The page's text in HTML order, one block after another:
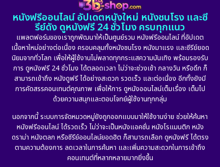
หนังฟรีออนไลน์ อัปเดตหนังใหม่ หนังชนโรง และซี
รีย์ดัง ดูหนังฟรี 24 ชั่วโมง ครบทุกแนว
แพลตฟอร์มของเราถูกพัฒนาให้เป็นศูนย์รวม หนังฟรีออนไลน์ ที่อัปเดต
เนื้อหาใหม่อย่างต่อเนื่อง ครอบคลุมทั้งหนังชนโรง หนังมาแรง และซีรีย์ยอด
นิยมจากทั่วโลก เพื่อให้ผู้ใช้งานไม่พลาดทุกกระแสความบันเทิง พร้อมรองรับ
การ ดูหนังฟรี 24 ชั่วโมง ได้ตลอดเวลา ไม่ว่าจะช่วงเช้า กลางวัน หรือดึก ก็
สามารถเข้าถึง หนังดูฟรี ได้อย่างสะดวก รวดเร็ว และต่อเนื่อง อีกทั้งยังมี
การคัดสรรคอนเทนต์คุณภาพ เพื่อให้การ ดูหนังออนไลน์เต็มเรื่อง เต็มไป
ด้วยความสนุกและตอบโจทย์ผู้ใช้งานทุกกลุ่ม
นอกจากนี้ ระบบการจัดหมวดหมู่ยังถูกออกแบบมาให้ใช้งานง่าย ช่วยให้ค้นหา
หนังฟรีออนไลน์ ได้รวดเร็ว ไม่ว่าจะเป็นหนังแอคชั่น หนังโรแมนติก หนัง
ดราม่า หนังตลก หรือซีรีย์ออนไลน์ยอดฮิต ก็สามารถเลือก ดูหนังฟรี ได้ตรง
ตามความต้องการ ลดเวลาในการค้นหา และเพิ่มความสะดวกในการเข้าถึง
คอนเทนต์ที่หลากหลายมากยิ่งขึ้น